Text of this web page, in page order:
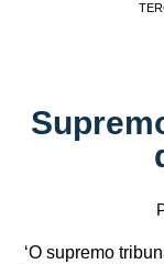
‘O supremo